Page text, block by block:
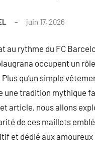
juin 17, 2026
au rythme du FC
occupent un
qu’un simple
une tradition mythique
article, nous allons
de ces maillots
et dédié aux amoureux